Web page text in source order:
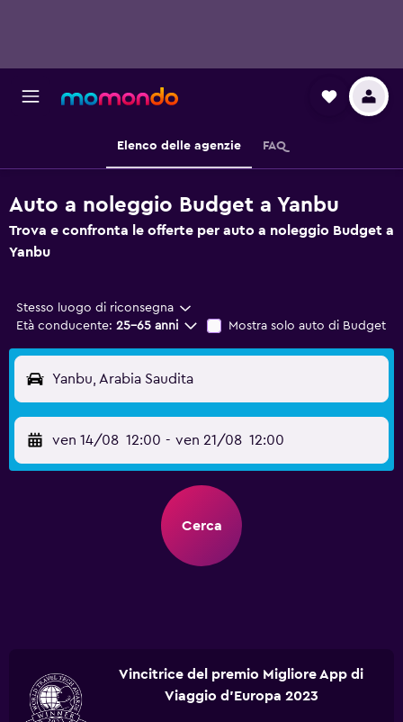
Elenco delle agenzie FAQ
Auto a noleggio Budget a Yanbu
Trova e confronta le offerte per auto a noleggio Budget a
Yanbu
Stesso luogo di riconsegna
Età conducente: 25-65 anni Mostra solo auto di Budget
Yanbu, Arabia Saudita
ven 14/08 12:00 - ven 21/08 12:00
Cerca
Vincitrice del premio Migliore App di
Viaggio d'Europa 2023